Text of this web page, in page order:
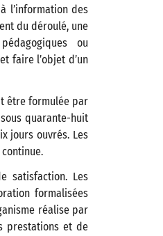
l’information des
du déroulé, une
ou
faire l’objet d’un
être formulée par
quarante-huit
jours ouvrés. Les
satisfaction. Les
formalisées
réalise par
prestations et de